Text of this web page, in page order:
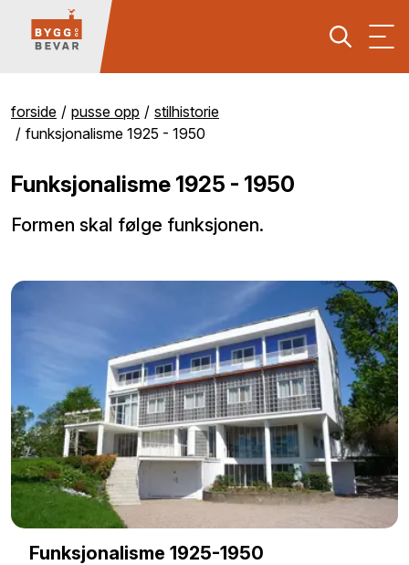
forside pusse opp
stilhistorie
funksjonalisme 1925 - 1950
Funksjonalisme 1925 - 1950
Formen skal følge funksjonen.
Funksjonalisme 1925-1950